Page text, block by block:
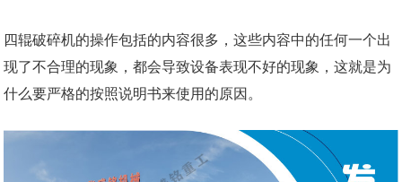
四辊破碎机的操作包括的内容很多，这些内容中的任何一个出
现了不合理的现象，都会导致设备表现不好的现象，这就是为
什么要严格的按照说明书来使用的原因。